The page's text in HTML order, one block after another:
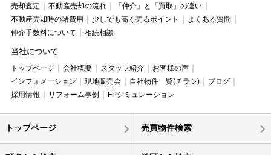
売却査定 不動産売却の流れ
「仲介」と「買取」の違い
不動産売却時の諸費用
少しでも高く売るポイント
よくある質問
仲介手数料について
相続相談
当社について
トップページ 会社概要 スタッフ紹介
お客様の声
インフォメーション
現地販売会 自社物件一覧(チラシ)
ブログ
採用情報
リフォーム事例 FPシミュレーション
トップページ 売買物件検索